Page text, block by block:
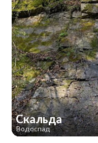
Скальда
Водоспад